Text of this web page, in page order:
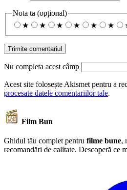
Nota ta (opțional)
★
★ ★ ★ ★ ★
Nu completa acest câmp
Acest site folosește Akismet pentru a
procesate datele comentariilor tale.
Film Bun
Ghidul tău complet pentru filme bune,
recomandări de calitate. Descoperă ce